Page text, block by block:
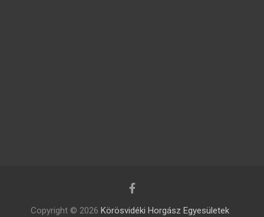
Copyright © 2026 Körösvidéki Horgász Egyesületek